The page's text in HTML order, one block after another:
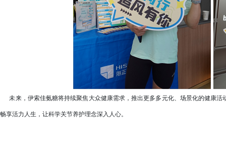
未来，伊索佳氨糖将持续聚焦大众健康需求，推出更多多元化、场景化的健康活
畅享活力人生，让科学关节养护理念深入人心。